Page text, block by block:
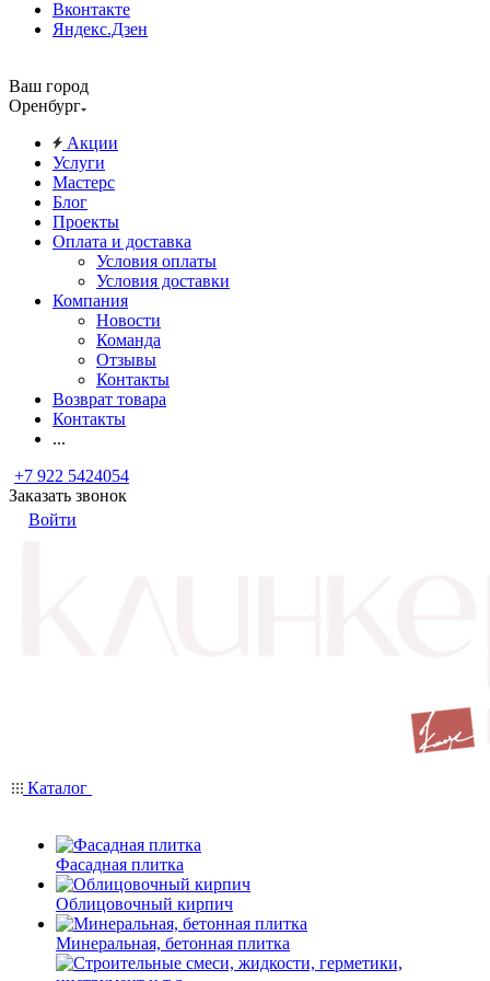
Вконтакте
Яндекс.Дзен
Ваш город
Оренбург
Акции
Услуги
Мастерс
Блог
Проекты
Оплата и доставка
Условия оплаты
Условия доставки
Компания
Новости
Команда
Отзывы
Контакты
Возврат товара
Контакты
...
+7 922 5424054
Заказать звонок
Войти
Каталог
Фасадная плитка
Облицовочный кирпич
Минеральная, бетонная плитка